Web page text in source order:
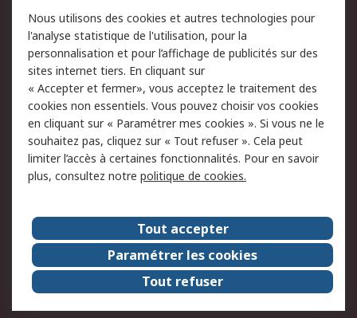
du site
Politique de protection
des données - Mise à
jour
Sécurité des E-mails
Conditions générales
de vente
Politique anti-
corruption
Campagnes marketing
A propos de RS
A propos de RS France
Evénements
Le groupe RS Group Plc
Presse
RS dans le monde
Démarche RSE
RS Particuliers
Nous utilisons des cookies et autres technologies pour
l'analyse statistique de l'utilisation, pour la
personnalisation et pour l’affichage de publicités sur des
sites internet tiers. En cliquant sur
« Accepter et fermer», vous acceptez le traitement des
cookies non essentiels. Vous pouvez choisir vos cookies
en cliquant sur « Paramétrer mes cookies ». Si vous ne le
souhaitez pas, cliquez sur « Tout refuser ». Cela peut
limiter l’accès à certaines fonctionnalités. Pour en savoir
plus, consultez notre politique de cookies.
Tout accepter
Paramétrer les cookies
Tout refuser